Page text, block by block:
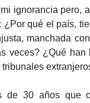
ignorancia pero,
¿Por qué el país,
manchada
veces? ¿Qué
de 30 años que